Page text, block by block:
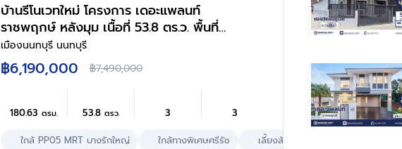
บ้านรีโนเวทใหม่ โครงการ เดอะแพลนท์
ราชพฤกษ์ หลังมุม เนื้อที่ 53.8 ตร.ว. พื้นที่
ใช้สอย 180.63 ตร.ม. ฟังก์ชัน 3 ห้องนอน 3
ห้องน้ำ จอดรถได้ 2 คัน บนทำเลศักยภาพ
เดินทางสะดวก ใกล้วงเวียนพระราม5, The
Walk, ทางด่วน ศรีรัช และรถไฟฟ้าสายสีม่วง
"สถานีบางรักใหญ่"
เมืองนนทบุรี นนทบุรี
฿6,190,000 ฿7,490,000
180.63ตรม. 53.8 ตรว. 3 3
ใกล้ PP05 MRT บางรักใหญ่ ใกล้ทางพิเศษศรีรัช เลี้ยงสัตว์ได้